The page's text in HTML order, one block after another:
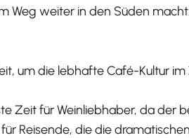
Weg weiter in den Süden macht.
um die lebhafte Café-Kultur
Zeit für Weinliebhaber, da
Reisende, die die